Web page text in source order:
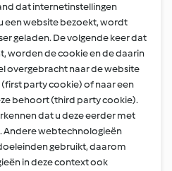
dat internetinstellingen
een website bezoekt, wordt
geladen. De volgende keer dat
worden de cookie en de daarin
overgebracht naar de website
party cookie) of naar een
behoort (third party cookie).
dat u deze eerder met
Andere webtechnologieën
gebruikt, daarom
in deze context ook